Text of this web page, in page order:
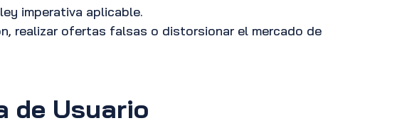
imperativa aplicable.
realizar ofertas falsas o distorsionar el mercado de
de Usuario